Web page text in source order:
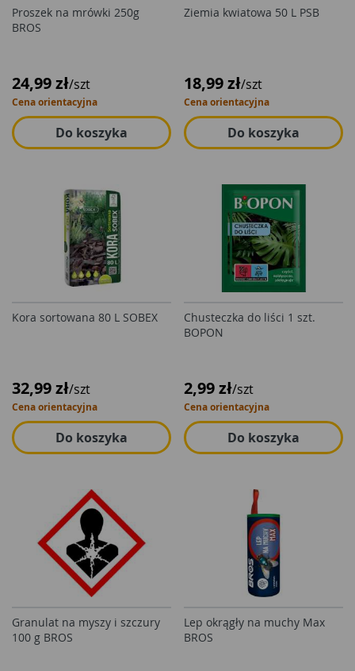
Proszek na mrówki 250g
BROS
24,99 zł/szt
Cena orientacyjna
Do koszyka
Ziemia kwiatowa 50 L PSB
18,99 zł/szt
Cena orientacyjna
Do koszyka
Kora sortowana 80 L SOBEX
32,99 zł/szt
Cena orientacyjna
Do koszyka
Chusteczka do liści 1 szt.
BOPON
2,99 zł/szt
Cena orientacyjna
Do koszyka
Granulat na myszy i szczury
100 g BROS
Lep okrągły na muchy Max
BROS